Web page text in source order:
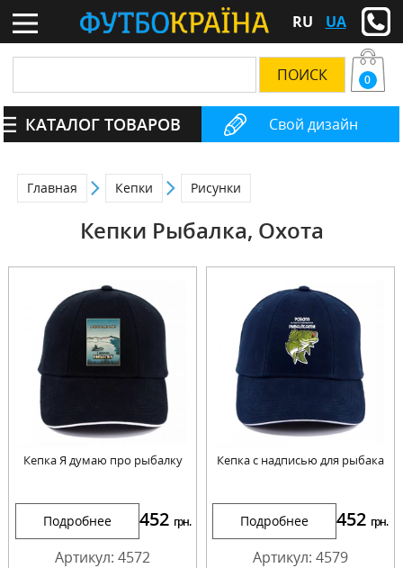
RU UA
Свой дизайн
0
КАТАЛОГ ТОВАРОВ
Главная Кепки Рисунки
Кепки Рыбалка, Охота
Кепка Я думаю про рыбалку
Подробнее 452 грн.
Артикул: 4572
Кепка с надписью для рыбака
Подробнее 452 грн.
Артикул: 4579